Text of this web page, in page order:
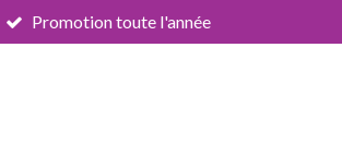
Promotion toute l'année